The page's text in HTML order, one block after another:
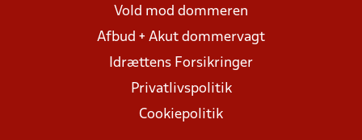
Vold mod dommeren
Afbud + Akut dommervagt
Idrættens Forsikringer
Privatlivspolitik
Cookiepolitik